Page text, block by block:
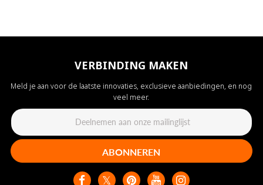
VERBINDING MAKEN
Meld je aan voor de laatste innovaties, exclusieve aanbiedingen, en nog
veel meer.
ABONNEREN